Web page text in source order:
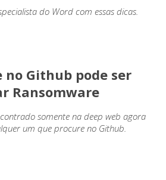
do Word com essas dicas.
no Github pode ser
Ransomware
somente na deep web agora
um que procure no Github.